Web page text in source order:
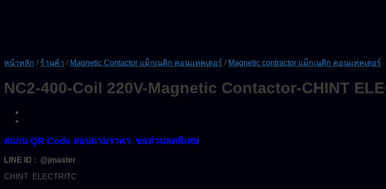
หน้าหลัก / ร้านค้า / Magnetic Contactor แม็กเนติก คอนแทคเตอร์ / Magnetic contractor แม็กเนติก คอนแทคเตอร์
NC2-400-Coil 220V-Magnetic Contactor-CHINT
สแกน QR Code สอบถามราคา ขอส่วนลดพิเศษ
LINE ID : @jmaster
CHINT ELECTRITC